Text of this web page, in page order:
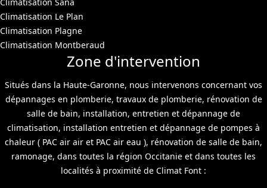
Climatisation Le Plan
Climatisation Plagne
Climatisation Montberaud
Zone d'intervention
Situés dans la Haute-Garonne, nous intervenons concernant vos
dépannages en plomberie, travaux de plomberie, rénovation de
salle de bain, installation, entretien et dépannage de
climatisation, installation entretien et dépannage de pompes à
chaleur ( PAC air air et PAC air eau ), rénovation de salle de bain,
ramonage, dans toutes la région Occitanie et dans toutes les
localités à proximité de Climat Font :